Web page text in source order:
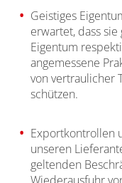
Geistiges
erwartet, dass
Eigentum
angemessene
von vertraulicher
schützen.
Exportkontrollen
unseren
geltenden